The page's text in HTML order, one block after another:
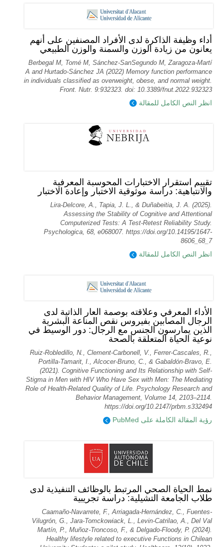
أداء وظيفة الذاكرة لدى الأفراد المصنفين على أنهم
يعانون من زيادة الوزن والسمنة والوزن الطبيعي
Berbegal M, Tomé M, Sánchez-SanSegundo M, Zaragoza-Martí
A and Hurtado-Sánchez JA (2022) Memory function performance
in individuals classified as overweight, obese, and normal weight.
Front. Nutr. 9:932323. doi: 10.3389/fnut.2022.932323
انظر النص الكامل للمقالة
تقييم استقرار الاختبارات المحوسبة المعرفية
والانتباهية: دراسة موثوقية الاختبار وإعادة الاختبار
Lira-Delcore, A., Tapia, J. L., & Duñabeitia, J. A. (2025).
Assessing the Stability of Cognitive and Attentional
Computerized Tests: A Test-Retest Reliability Study.
Psychologica, 68, e068007. https://doi.org/10.14195/1647-
8606_68_7
انظر النص الكامل للمقالة
الأداء المعرفي وعلاقته بوصمة العار الذاتية لدى
الرجال المصابين بفيروس نقص المناعة البشرية
الذين يمارسون الجنس مع الرجال: دور الوسيط في
نوعية الحياة المتعلقة بالصحة
Ruiz-Robledillo, N., Clement-Carbonell, V., Ferrer-Cascales, R.,
Portilla-Tamarit, I., Alcocer-Bruno, C., & Gabaldón-Bravo, E.
(2021). Cognitive Functioning and Its Relationship with Self-
Stigma in Men with HIV Who Have Sex with Men: The Mediating
Role of Health-Related Quality of Life. Psychology Research and
Behavior Management, Volume 14, 2103–2114.
https://doi.org/10.2147/prbm.s332494
رؤية المقالة الكاملة على PubMed
نمط الحياة الصحي المرتبط بالوظائف التنفيذية لدى
طلاب الجامعة التشيلية: دراسة تجريبية
Caamaño-Navarrete, F., Arriagada-Hernández, C., Fuentes-
Vilugrón, G., Jara-Tomckowiack, L., Levin-Catrilao, A., Del Val
Martín, P., Muñoz-Troncoso, F., & Delgado-Floody, P. (2024).
Healthy lifestyle related to executive Functions in Chilean